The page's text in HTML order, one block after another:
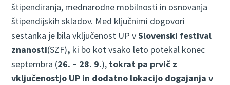
štipendiranja, mednarodne mobilnosti in osnovanja
štipendijskih skladov. Med ključnimi dogovori
sestanka je bila vključenost UP vSlovenski festival
znanosti(SZF), ki bo kot vsako leto potekal konec
septembra (26. – 28. 9.), tokrat pa prvič z
vključenostjo UP in dodatno lokacijo dogajanja v